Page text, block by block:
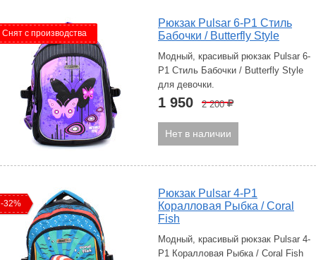
Снят с производства
Рюкзак Pulsar 6-P1 Стиль
Бабочки / Butterfly Style
Модный, красивый рюкзак Pulsar 6-
P1 Стиль Бабочки / Butterfly Style
для девочки.
1 950 2 200Р
Нет в наличии
-32%
Рюкзак Pulsar 4-P1
Коралловая Рыбка / Coral
Fish
Модный, красивый рюкзак Pulsar 4-
P1 Коралловая Рыбка / Coral Fish